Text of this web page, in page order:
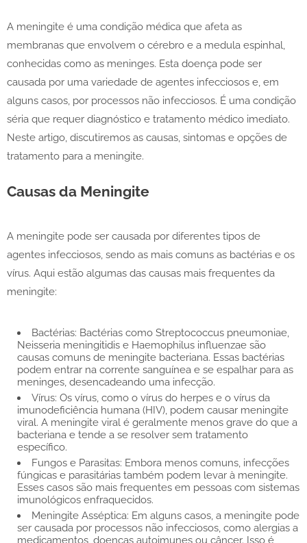
A meningite é uma condição médica que afeta as
membranas que envolvem o cérebro e a medula espinhal,
conhecidas como as meninges. Esta doença pode ser
causada por uma variedade de agentes infecciosos e, em
alguns casos, por processos não infecciosos. É uma condição
séria que requer diagnóstico e tratamento médico imediato.
Neste artigo, discutiremos as causas, sintomas e opções de
tratamento para a meningite.
Causas da Meningite
A meningite pode ser causada por diferentes tipos de
agentes infecciosos, sendo as mais comuns as bactérias e os
vírus. Aqui estão algumas das causas mais frequentes da
meningite:
Bactérias: Bactérias como Streptococcus pneumoniae,
Neisseria meningitidis e Haemophilus influenzae são
causas comuns de meningite bacteriana. Essas bactérias
podem entrar na corrente sanguínea e se espalhar para as
meninges, desencadeando uma infecção.
Vírus: Os vírus, como o vírus do herpes e o vírus da
imunodeficiência humana (HIV), podem causar meningite
viral. A meningite viral é geralmente menos grave do que a
bacteriana e tende a se resolver sem tratamento
específico.
Fungos e Parasitas: Embora menos comuns, infecções
fúngicas e parasitárias também podem levar à meningite.
Esses casos são mais frequentes em pessoas com sistemas
imunológicos enfraquecidos.
Meningite Asséptica: Em alguns casos, a meningite pode
ser causada por processos não infecciosos, como alergias a
medicamentos, doenças autoimunes ou câncer. Isso é